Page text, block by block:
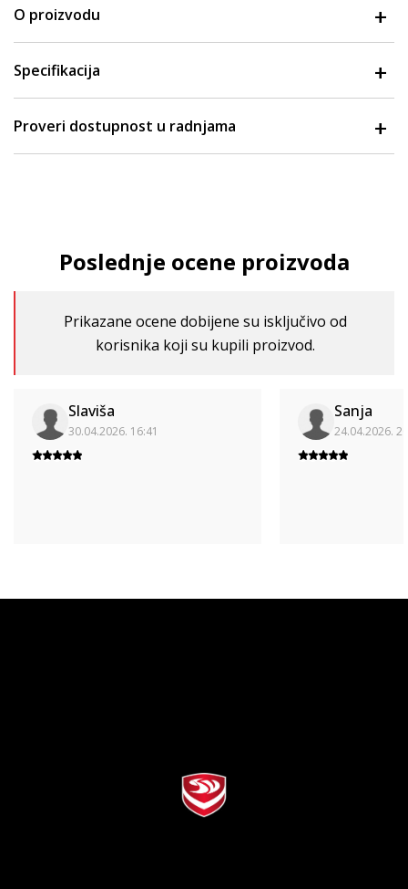
O proizvodu
Specifikacija
Proveri dostupnost u radnjama
Poslednje ocene proizvoda
Prikazane ocene dobijene su isključivo od
korisnika koji su kupili proizvod.
Slaviša
30.04.2026. 16:41
Sanja
24.04.2026.